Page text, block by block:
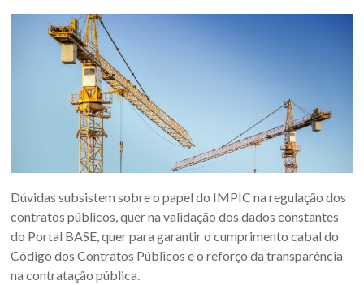
Dúvidas subsistem sobre o papel do IMPIC na regulação dos
contratos públicos, quer na validação dos dados constantes
do Portal BASE, quer para garantir o cumprimento cabal do
Código dos Contratos Públicos e o reforço da transparência
na contratação pública.